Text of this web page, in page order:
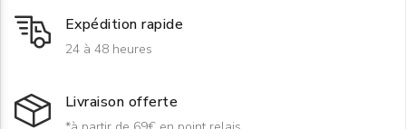
Expédition rapide
24 à 48 heures
Livraison offerte